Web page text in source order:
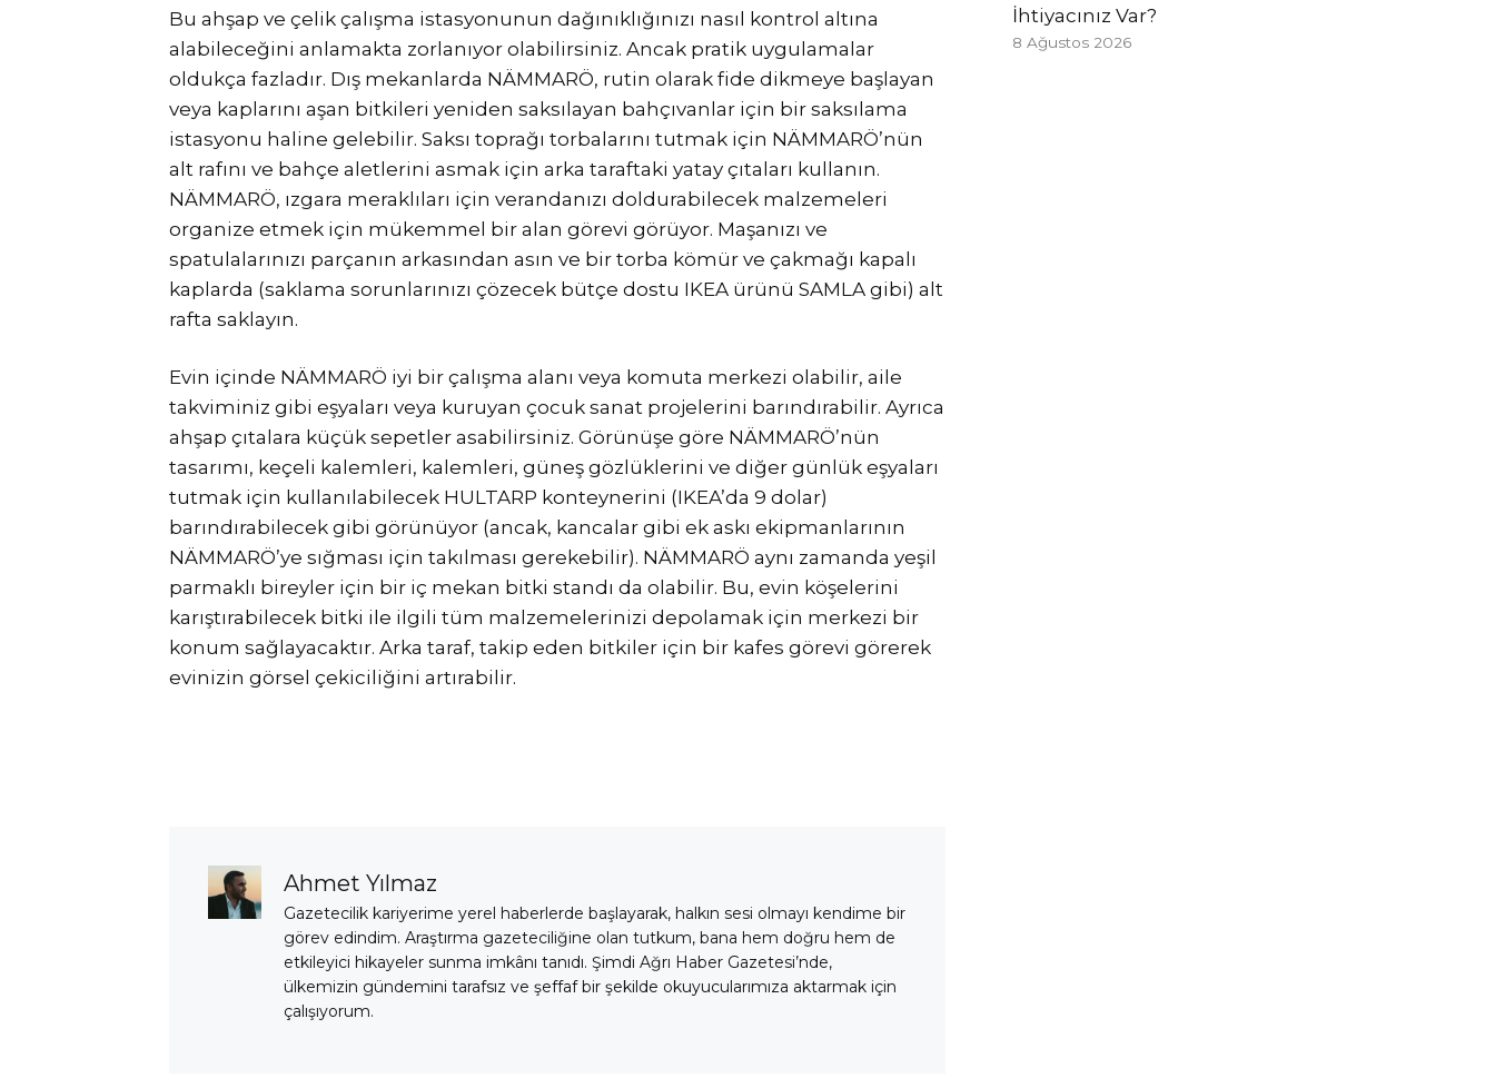
Bu ahşap ve çelik çalışma istasyonunun dağınıklığınızı nasıl kontrol altına
alabileceğini anlamakta zorlanıyor olabilirsiniz. Ancak pratik uygulamalar
oldukça fazladır. Dış mekanlarda NÄMMARÖ, rutin olarak fide dikmeye başlayan
veya kaplarını aşan bitkileri yeniden saksılayan bahçıvanlar için bir saksılama
istasyonu haline gelebilir. Saksı toprağı torbalarını tutmak için NÄMMARÖ’nün
alt rafını ve bahçe aletlerini asmak için arka taraftaki yatay çıtaları kullanın.
NÄMMARÖ, ızgara meraklıları için verandanızı doldurabilecek malzemeleri
organize etmek için mükemmel bir alan görevi görüyor. Maşanızı ve
spatulalarınızı parçanın arkasından asın ve bir torba kömür ve çakmağı kapalı
kaplarda (saklama sorunlarınızı çözecek bütçe dostu IKEA ürünü SAMLA gibi) alt
rafta saklayın.
Evin içinde NÄMMARÖ iyi bir çalışma alanı veya komuta merkezi olabilir, aile
takviminiz gibi eşyaları veya kuruyan çocuk sanat projelerini barındırabilir. Ayrıca
ahşap çıtalara küçük sepetler asabilirsiniz. Görünüşe göre NÄMMARÖ’nün
tasarımı, keçeli kalemleri, kalemleri, güneş gözlüklerini ve diğer günlük eşyaları
tutmak için kullanılabilecek HULTARP konteynerini (IKEA’da 9 dolar)
barındırabilecek gibi görünüyor (ancak, kancalar gibi ek askı ekipmanlarının
NÄMMARÖ’ye sığması için takılması gerekebilir). NÄMMARÖ aynı zamanda yeşil
parmaklı bireyler için bir iç mekan bitki standı da olabilir. Bu, evin köşelerini
karıştırabilecek bitki ile ilgili tüm malzemelerinizi depolamak için merkezi bir
konum sağlayacaktır. Arka taraf, takip eden bitkiler için bir kafes görevi görerek
evinizin görsel çekiciliğini artırabilir.
Ahmet Yılmaz
Gazetecilik kariyerime yerel haberlerde başlayarak, halkın sesi olmayı kendime bir
görev edindim. Araştırma gazeteciliğine olan tutkum, bana hem doğru hem de
etkileyici hikayeler sunma imkânı tanıdı. Şimdi Ağrı Haber Gazetesi’nde,
ülkemizin gündemini tarafsız ve şeffaf bir şekilde okuyucularımıza aktarmak için
çalışıyorum.
İhtiyacınız Var?
8 Ağustos 2026